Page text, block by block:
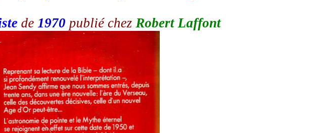
de 1970 publié chez Robert Laffont